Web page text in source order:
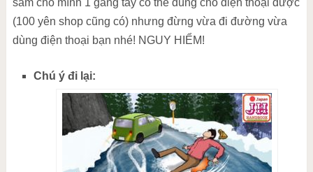
sắm cho mình 1 găng tay có thể dùng cho điện thoại được
(100 yên shop cũng có) nhưng đừng vừa đi đường vừa
dùng điện thoại bạn nhé! NGUY HIỂM!
Chú ý đi lại: